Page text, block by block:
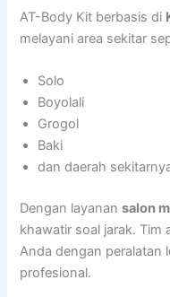
AT-Body Kit berbasis di
melayani area sekitar
Solo
Boyolali
Grogol
Baki
dan daerah
Dengan layanansalon
khawatir soal jarak. Tim
Anda dengan peralatan
profesional.